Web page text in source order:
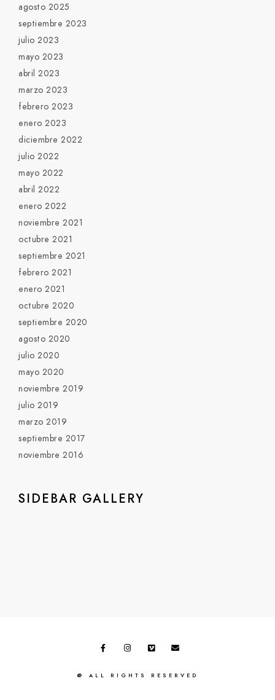
agosto 2025
septiembre 2023
julio 2023
mayo 2023
abril 2023
marzo 2023
febrero 2023
enero 2023
diciembre 2022
julio 2022
mayo 2022
abril 2022
enero 2022
noviembre 2021
octubre 2021
septiembre 2021
febrero 2021
enero 2021
octubre 2020
septiembre 2020
agosto 2020
julio 2020
mayo 2020
noviembre 2019
julio 2019
marzo 2019
septiembre 2017
noviembre 2016
SIDEBAR GALLERY
@ ALL RIGHTS RESERVED